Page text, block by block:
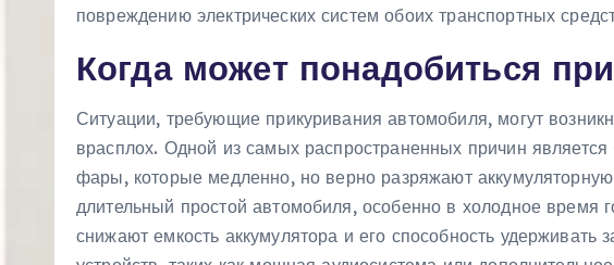
повреждению электрических систем обоих транспортных
Когда может понадобиться
Ситуации, требующие прикуривания автомобиля, могут
врасплох. Одной из самых распространенных причин
фары, которые медленно, но верно разряжают
длительный простой автомобиля, особенно в холодное время
снижают емкость аккумулятора и его способность удерживать